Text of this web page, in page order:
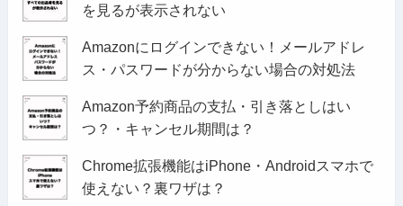
を見るが表示されない
Amazonにログインできない！メールアドレ
ス・パスワードが分からない場合の対処法
Amazon予約商品の支払・引き落としはい
つ？・キャンセル期間は？
Chrome拡張機能はiPhone・Androidスマホで
使えない？裏ワザは？